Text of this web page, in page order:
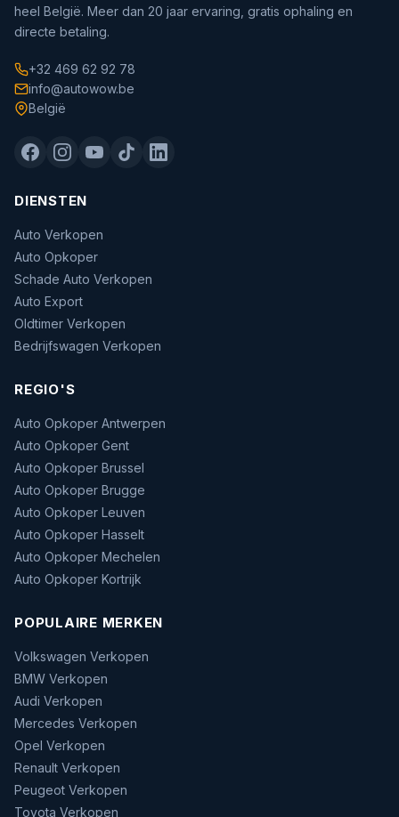
heel België. Meer dan 20 jaar ervaring, gratis ophaling en
directe betaling.
+32 469 62 92 78
info@autowow.be
België
DIENSTEN
Auto Verkopen
Auto Opkoper
Schade Auto Verkopen
Auto Export
Oldtimer Verkopen
Bedrijfswagen Verkopen
REGIO'S
Auto Opkoper Antwerpen
Auto Opkoper Gent
Auto Opkoper Brussel
Auto Opkoper Brugge
Auto Opkoper Leuven
Auto Opkoper Hasselt
Auto Opkoper Mechelen
Auto Opkoper Kortrijk
POPULAIRE MERKEN
Volkswagen Verkopen
BMW Verkopen
Audi Verkopen
Mercedes Verkopen
Opel Verkopen
Renault Verkopen
Peugeot Verkopen
Toyota Verkopen